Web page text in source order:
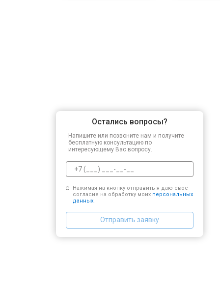
Остались вопросы?
Напишите или позвоните нам и получите
бесплатную консультацию по
интересующему Вас вопросу.
Нажимая на кнопку отправить я даю свое
согласие на обработку моих персональных
данных.
Отправить заявку